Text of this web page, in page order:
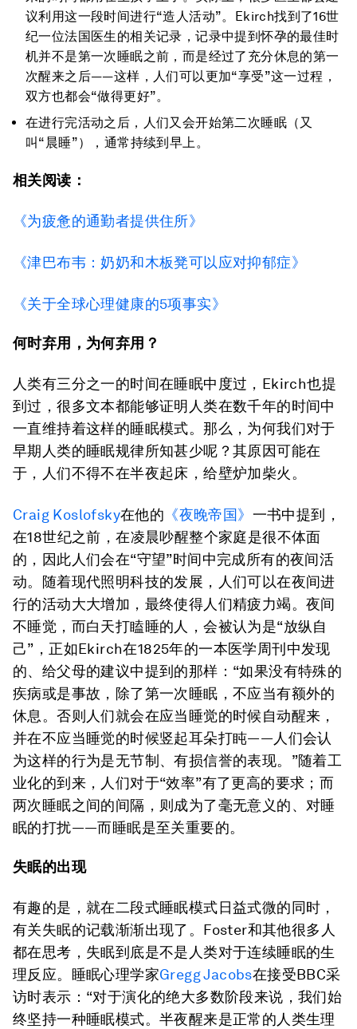
议利用这一段时间进行“造人活动”。Ekirch找到了16世
纪一位法国医生的相关记录，记录中提到怀孕的最佳时
机并不是第一次睡眠之前，而是经过了充分休息的第一
次醒来之后——这样，人们可以更加“享受”这一过程，
双方也都会“做得更好”。
在进行完活动之后，人们又会开始第二次睡眠（又
叫“晨睡”），通常持续到早上。
相关阅读：
《为疲惫的通勤者提供住所》
《津巴布韦：奶奶和木板凳可以应对抑郁症》
《关于全球心理健康的5项事实》
何时弃用，为何弃用？
人类有三分之一的时间在睡眠中度过，Ekirch也提
到过，很多文本都能够证明人类在数千年的时间中
一直维持着这样的睡眠模式。那么，为何我们对于
早期人类的睡眠规律所知甚少呢？其原因可能在
于，人们不得不在半夜起床，给壁炉加柴火。
Craig Koslofsky在他的 《夜晚帝国》 一书中提到，
在18世纪之前，在凌晨吵醒整个家庭是很不体面
的，因此人们会在“守望”时间中完成所有的夜间活
动。随着现代照明科技的发展，人们可以在夜间进
行的活动大大增加，最终使得人们精疲力竭。夜间
不睡觉，而白天打瞌睡的人，会被认为是“放纵自
己”，正如Ekirch在1825年的一本医学周刊中发现
的、给父母的建议中提到的那样：“如果没有特殊的
疾病或是事故，除了第一次睡眠，不应当有额外的
休息。否则人们就会在应当睡觉的时候自动醒来，
并在不应当睡觉的时候竖起耳朵打盹——人们会认
为这样的行为是无节制、有损信誉的表现。”随着工
业化的到来，人们对于“效率”有了更高的要求；而
两次睡眠之间的间隔，则成为了毫无意义的、对睡
眠的打扰——而睡眠是至关重要的。
失眠的出现
有趣的是，就在二段式睡眠模式日益式微的同时，
有关失眠的记载渐渐出现了。Foster和其他很多人
都在思考，失眠到底是不是人类对于连续睡眠的生
理反应。睡眠心理学家Gregg Jacobs在接受BBC采
访时表示：“对于演化的绝大多数阶段来说，我们始
终坚持一种睡眠模式。半夜醒来是正常的人类生理